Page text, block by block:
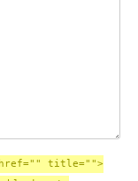
title="">